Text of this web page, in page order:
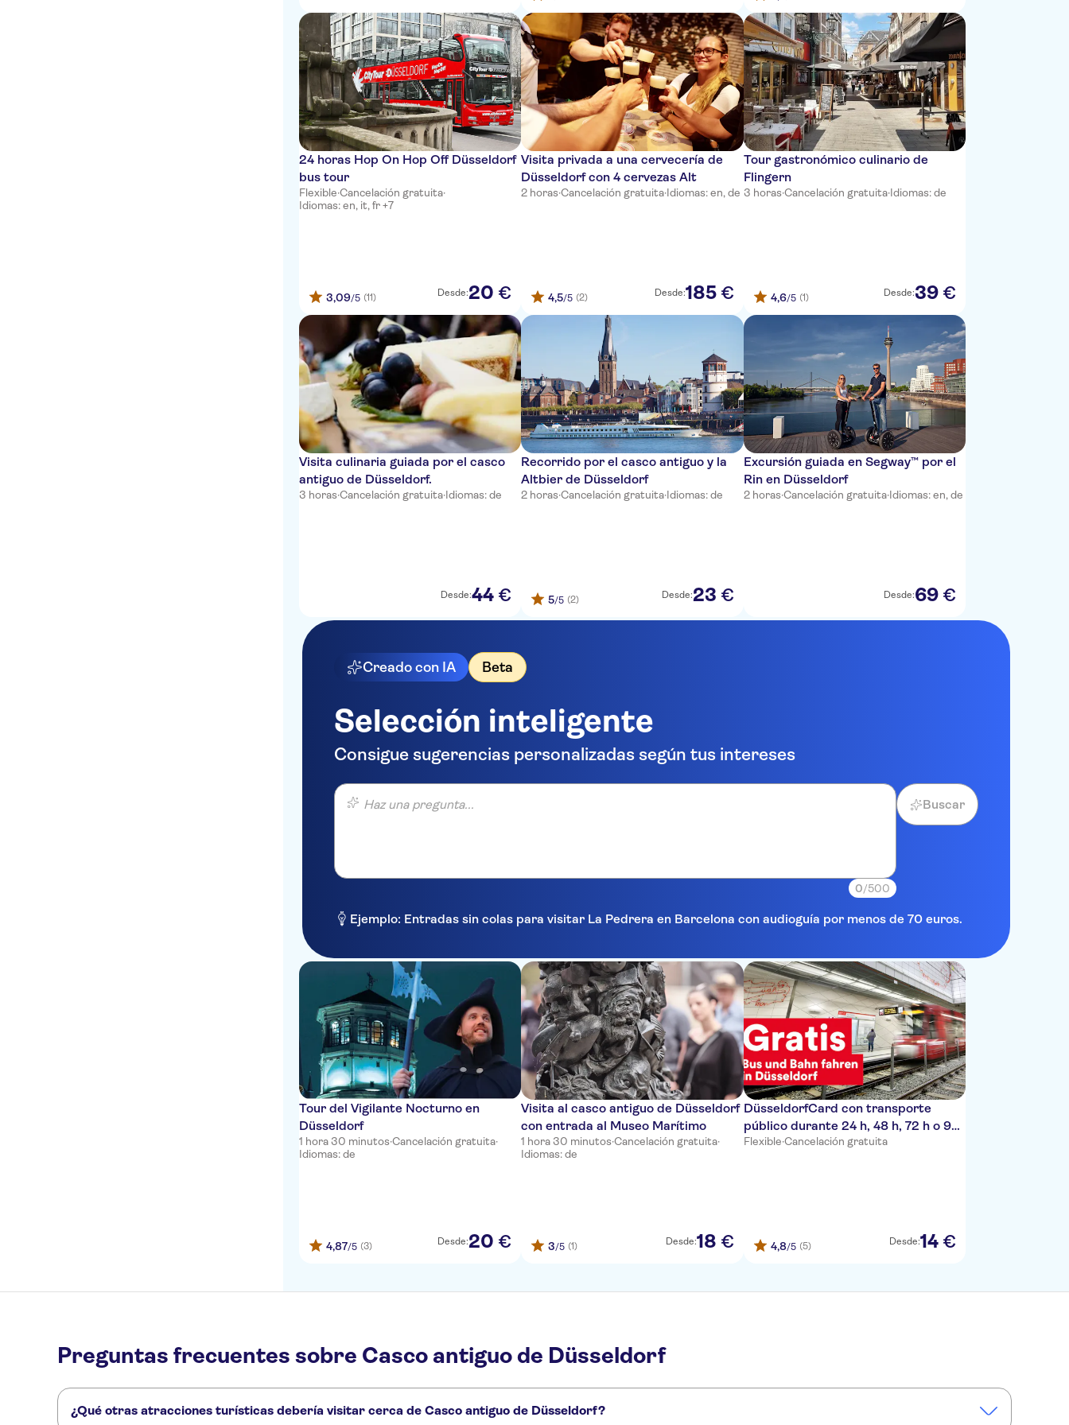
24 horas Hop On Hop Off Düsseldorf
bus tour
Flexible·Cancelación gratuita·
Idiomas: en, it, fr +7
3,09/5 (11) Desde:20 €
Visita privada a una cervecería de
Düsseldorf con 4 cervezas Alt
2 horas·Cancelación gratuita·Idiomas: en, de
4,5/5 (2) Desde:185 €
Tour gastronómico culinario de
Flingern
3 horas·Cancelación gratuita·Idiomas: de
4,6/5 (1) Desde:39 €
Visita culinaria guiada por el casco
antiguo de Düsseldorf.
3 horas·Cancelación gratuita·Idiomas: de
Desde:44 €
Recorrido por el casco antiguo y la
Altbier de Düsseldorf
2 horas·Cancelación gratuita·Idiomas: de
5/5 (2) Desde:23 €
Excursión guiada en Segway™ por el
Rin en Düsseldorf
2 horas·Cancelación gratuita·Idiomas: en, de
Desde:69 €
Creado con IA Beta
Selección inteligente
Consigue sugerencias personalizadas según tus intereses
Haz una pregunta...
0/500
Buscar
Ejemplo: Entradas sin colas para visitar La Pedrera en Barcelona con audioguía por menos de 70 euros.
Tour del Vigilante Nocturno en
Düsseldorf
1 hora 30 minutos·Cancelación gratuita·
Idiomas: de
4,87/5 (3) Desde:20 €
Visita al casco antiguo de Düsseldorf
con entrada al Museo Marítimo
1 hora 30 minutos·Cancelación gratuita·
Idiomas: de
3/5 (1) Desde:18 €
DüsseldorfCard con transporte
público durante 24 h, 48 h, 72 h o 96
h
Flexible·Cancelación gratuita
4,8/5 (5) Desde:14 €
Preguntas frecuentes sobre Casco antiguo de Düsseldorf
¿Qué otras atracciones turísticas debería visitar cerca de Casco antiguo de Düsseldorf?